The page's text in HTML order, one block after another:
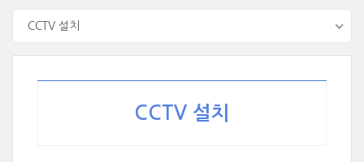
CCTV 설치
CCTV 설치